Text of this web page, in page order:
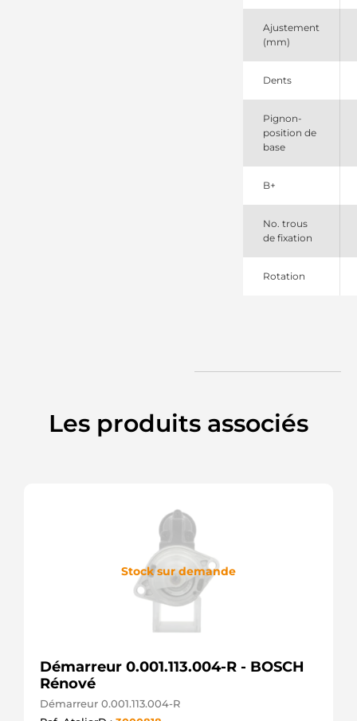
PSH
1811000340
Isuzu
1811001270
Isuzu
1811002170
Isuzu
1811002172
Isuzu
1811002740
Isuzu
1811002742
Ajustement
(mm)
Dents
Pignon-
position de
base
B+
No. trous
de fixation
Rotation
Les produits associés
Stock sur demande
Démarreur 0.001.113.004-R - BOSCH
Rénové
Démarreur 0.001.113.004-R